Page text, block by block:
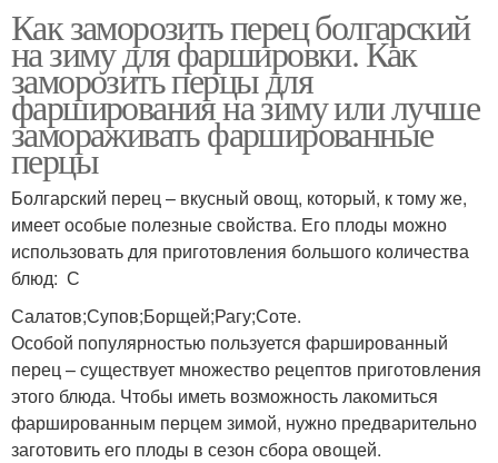
Как заморозить перец болгарский
на зиму для фаршировки. Как
заморозить перцы для
фарширования на зиму или лучше
замораживать фаршированные
перцы
Болгарский перец – вкусный овощ, который, к тому же,
имеет особые полезные свойства. Его плоды можно
использовать для приготовления большого количества
блюд: С
Салатов;Супов;Борщей;Рагу;Соте.
Особой популярностью пользуется фаршированный
перец – существует множество рецептов приготовления
этого блюда. Чтобы иметь возможность лакомиться
фаршированным перцем зимой, нужно предварительно
заготовить его плоды в сезон сбора овощей.